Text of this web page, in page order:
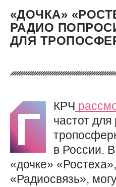
«ДОЧКА»
РАДИО
ДЛЯ
Г КРЧ
частот для
в России.
«дочке»
«Радиосвязь»,